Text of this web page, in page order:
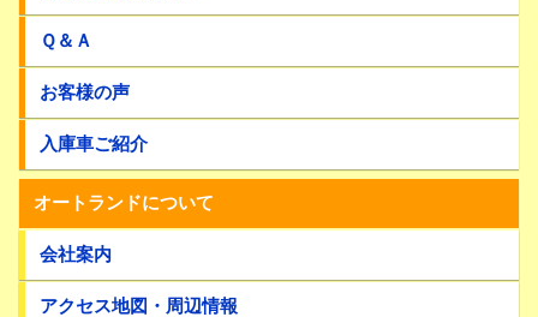
Ｑ＆Ａ
お客様の声
入庫車ご紹介
オートランドについて
会社案内
アクセス地図・周辺情報